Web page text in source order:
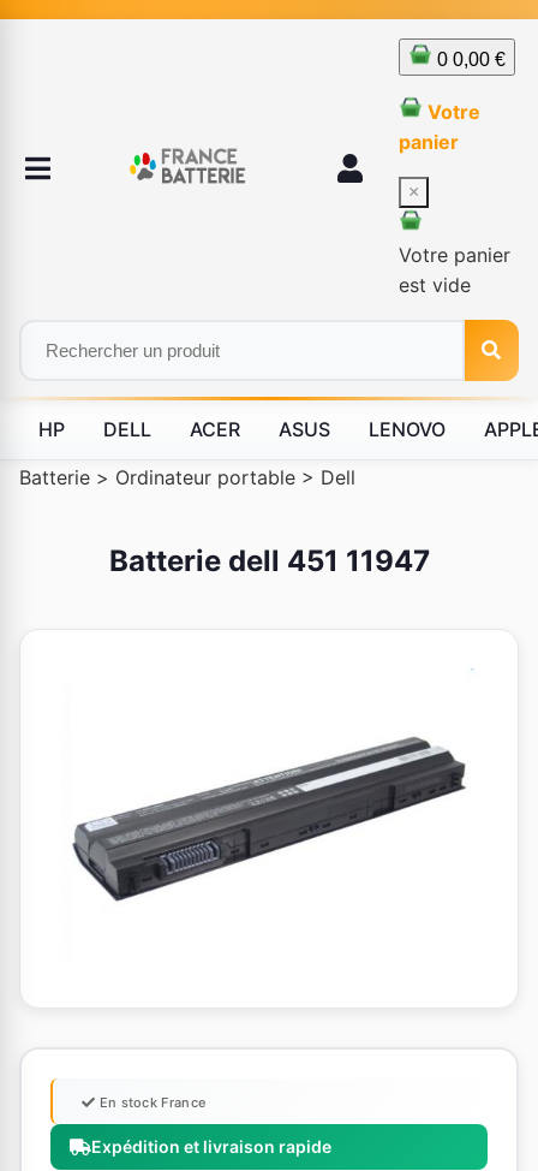
0 0,00 €
Votre
panier
×
Votre panier
est vide
HP DELL ACER ASUS LENOVO
Batterie > Ordinateur portable > Dell
Batterie dell 451 11947
Expédition et livraison rapide
En stock France